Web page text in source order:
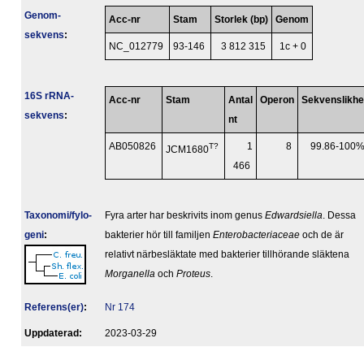
Genom­
sekvens:
Acc-nr Stam Storlek (bp) Genom
NC_012779 93-146 3 812 315 1c + 0
16S rRNA-
sekvens:
Acc-nr Stam
Antal
nt
Operon
AB050826 JCM1680T?
1
466
8 99.86-
Taxonomi/fylo­
geni:
Fyra arter har beskrivits inom genus Edwardsiella . Dessa
bakterier hör till familjen Enterobacteriaceae och de är
relativt närbesläktate med bakterier tillhörande släktena
Morganella och Proteus
Referens(er): Nr 174
Upp­da­te­rad: 2023-03-29